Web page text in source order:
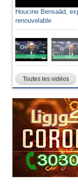
Houcine Bensaâd,
renouvelable
Toutes les vidéos